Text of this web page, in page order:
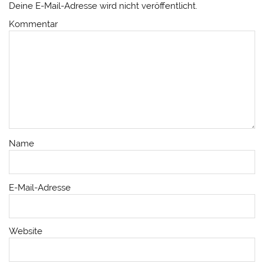
Deine E-Mail-Adresse wird nicht veröffentlicht.
Kommentar
Name
E-Mail-Adresse
Website